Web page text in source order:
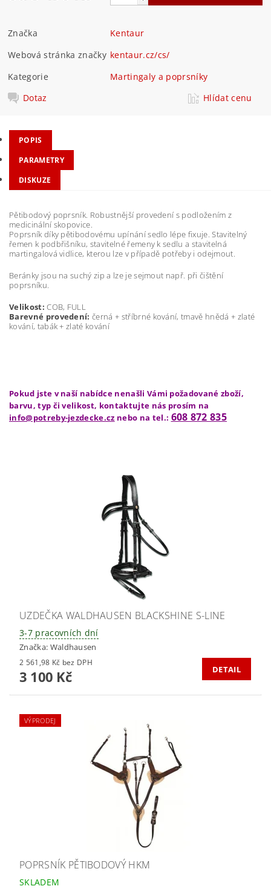
Značka
Kentaur
Webová stránka značky kentaur.cz/cs/
Kategorie
Martingaly a poprsníky
Dotaz
Hlídat cenu
POPIS
PARAMETRY
DISKUZE
Pětibodový poprsník. Robustnější provedení s podložením z
medicinální skopovice.
Poprsník díky pětibodovému upínání sedlo lépe fixuje. Stavitelný
řemen k podbřišníku, stavitelné řemeny k sedlu a stavitelná
martingalová vidlice, kterou lze v případě potřeby i odejmout.
Beránky jsou na suchý zip a lze je sejmout např. při čištění
poprsníku.
Velikost: COB, FULL
Barevné provedení:černá + stříbrné kování, tmavě hnědá + zlaté
kování, tabák + zlaté kování
Pokud jste v naší nabídce nenašli Vámi požadované zboží,
barvu, typ či velikost, kontaktujte nás prosím na
info@potreby-jezdecke.cz nebo na tel.: 608 872 835
UZDEČKA WALDHAUSEN BLACKSHINE S-LINE
3-7 pracovních dní
Značka: Waldhausen
2 561,98 Kč bez DPH
3 100 Kč DETAIL
VÝPRODEJ
POPRSNÍK PĚTIBODOVÝ HKM
SKLADEM